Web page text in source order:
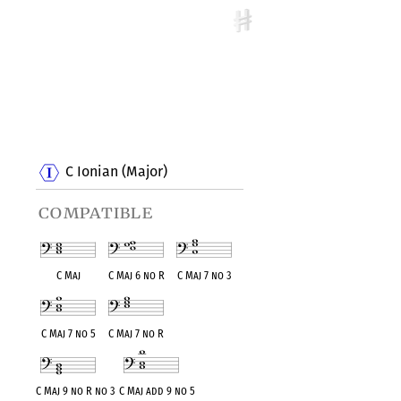
C Ionian (Major)
compatible
C Maj C Maj 6 no R C Maj 7 no 3
C Maj 7 no 5 C Maj 7 no R
C Maj 9 no R no 3 C Maj add 9 no 5